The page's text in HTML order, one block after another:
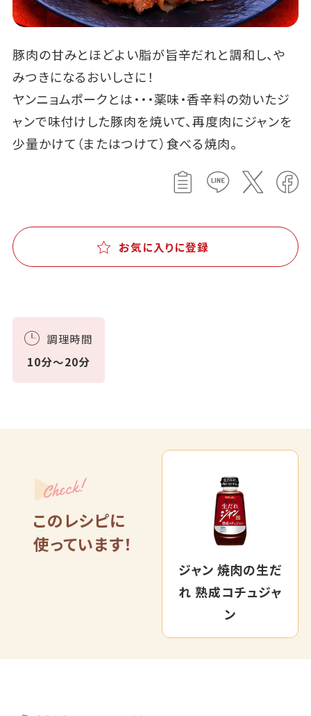
豚肉の甘みとほどよい脂が旨辛だれと調和し、や
みつきになるおいしさに！
ヤンニョムポークとは・・・薬味・香辛料の効いたジ
ャンで味付けした豚肉を焼いて、再度肉にジャンを
少量かけて（またはつけて）食べる焼肉。
お気に入りに登録
調理時間
10分～20分
Check!
このレシピに
使っています！
ジャン 焼肉の生だ
れ 熟成コチュジャ
ン